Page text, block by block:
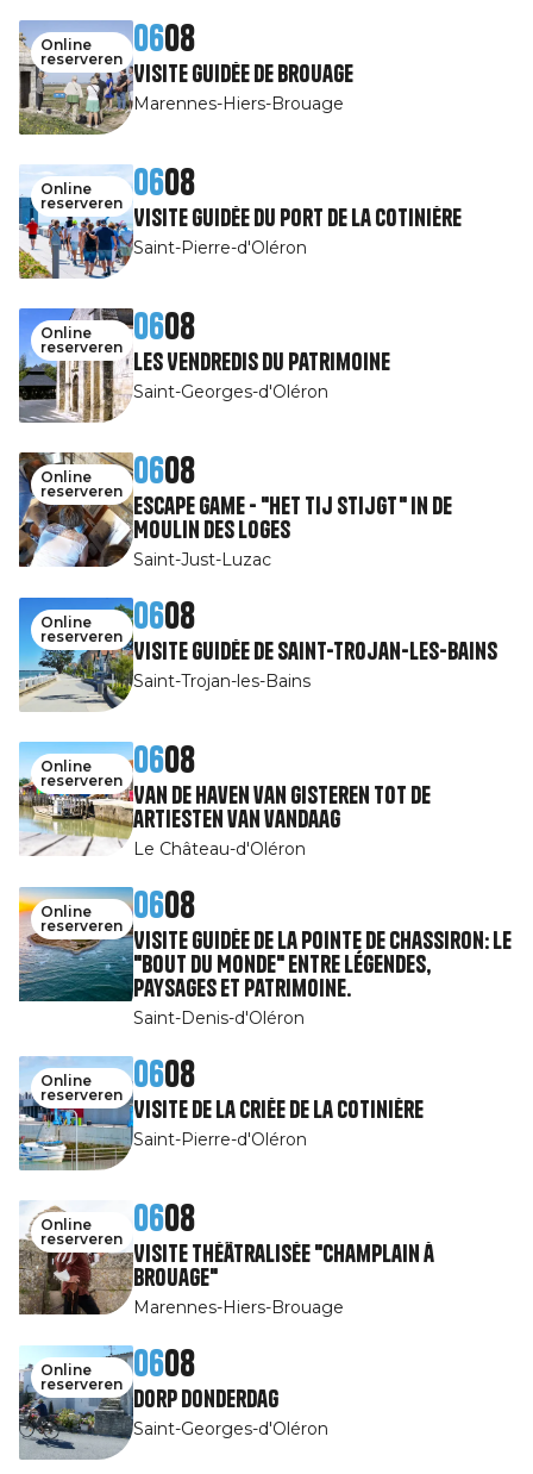
Online
reserveren
0608
Visite guidée de Brouage
Marennes-Hiers-Brouage
Online
reserveren
0608
Visite guidée du port de la Cotinière
Saint-Pierre-d'Oléron
Online
reserveren
0608
Les Vendredis du patrimoine
Saint-Georges-d'Oléron
Online
reserveren
0608
Escape Game - "Het tij stijgt" in de
Moulin des Loges
Saint-Just-Luzac
Online
reserveren
0608
Visite guidée de Saint-Trojan-les-Bains
Saint-Trojan-les-Bains
Online
reserveren
0608
Van de haven van gisteren tot de
artiesten van vandaag
Le Château-d'Oléron
Online
reserveren
0608
Visite guidée de la pointe de Chassiron: le
"Bout du Monde" entre légendes,
paysages et patrimoine.
Saint-Denis-d'Oléron
Online
reserveren
0608
Visite de la Criée de la Cotinière
Saint-Pierre-d'Oléron
Online
reserveren
0608
Visite théâtralisée "Champlain à
Brouage"
Marennes-Hiers-Brouage
Online
reserveren
0608
Dorp Donderdag
Saint-Georges-d'Oléron